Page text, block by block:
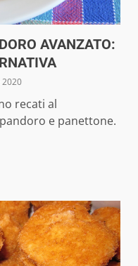
AVANZATO:
recati al
e panettone.